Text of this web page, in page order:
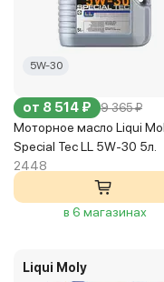
5W-30
от 8 514 ₽ 9 365 ₽
Моторное масло Liqui
Special Tec LL 5W-30 5л.
2448
в 6 магазинах
Liqui Moly